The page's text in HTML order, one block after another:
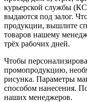
курьерской службы
выдаются под залог.
продукции, вышлите
товаров нашему
трёх рабочих дней.
Чтобы
промопродукцию,
рисунка. Параметры
способом нанесения.
наших менеджеров.